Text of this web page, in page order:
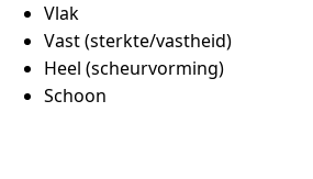
Vlak
Vast (sterkte/vastheid)
Heel (scheurvorming)
Schoon